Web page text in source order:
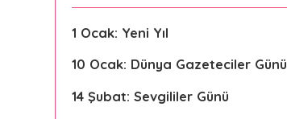
1 Ocak: Yeni Yıl
10 Ocak: Dünya Gazeteciler Günü
14 Şubat: Sevgililer Günü